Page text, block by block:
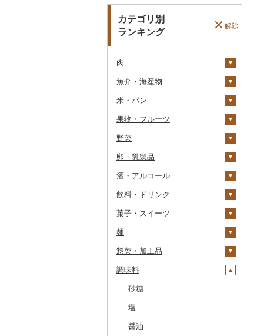
カテゴリ別
ランキング
解除
肉
牛肉（精肉）
ステーキ
すき焼き
焼肉
牛タン
和牛
黒毛和牛
仙台牛
米沢牛
山形牛
上州牛
牛肉（加工品）
ハンバーグ
ローストビーフ
ビーフジャーキー
その他牛肉（加工品）
豚肉（精肉）
すき焼き
しゃぶしゃぶ
焼肉
アグー豚
豚肉（加工品）
ハンバーグ
もつ鍋
ハム
ソーセージ・ウインナ
鶏肉
鶏肉（精肉）
ハム・ソーセージ
唐揚げ
水炊き
地鶏
赤鶏さつま
鹿肉
馬肉
羊肉・ラム肉（ジンギス
魚介・海産物
カニ
ズワイガニ
毛ガニ
かにしゃぶ
その他カニ
エビ
ボタンエビ
伊勢海老
その他エビ
いくら
うに
明太子・たらこ
明太子
たらこ
その他魚卵
数の子
キャビア
その他魚卵
貝
鮑（アワビ）
牡蠣（カキ）
あさり
サザエ
鮮魚
鮭・サーモン
マグロ
カツオ
イカ・タコ
イカ
海苔・海藻
わかめ
干物
ししゃも
その他魚介・加工品
米・パン
米
無洗米
玄米
金芽米
ゆめぴりか
コシヒカリ
はえぬき
さがびより
ひとめぼれ
雑穀
餅
その他穀物加工品
パン
果物・フルーツ
ぶどう・マスカット
巨峰
ナガノパープル
ピオーネ
デラウェア
その他ぶどう・マスカ
いちご
りんご
もも
メロン
梨
和梨
洋梨・ラフランス
マンゴー
みかん・柑橘
レモン
すいか
キウイ
野菜
いも
じゃがいも
さつまいも
その他いも
トマト
フルーツトマト
ミニトマト
玉ねぎ
ねぎ
根菜
人参
大根
レンコン
アスパラガス
豆
きのこ
しいたけ
その他野菜
卵・乳製品
卵
チーズ
ヨーグルト
バター
その他乳製品
酒・アルコール
ビール・発泡酒
ビール
地ビール・クラフトビ
日本酒
純米吟醸
大吟醸
吟醸
芋焼酎
麦焼酎
米焼酎
その他焼酎
梅酒
泡盛
ワイン
赤ワイン
ウイスキー
リキュール・洋酒
飲料・ドリンク
水・ミネラルウォーター
飲料
コーヒー豆
粉
茶
飲料
茶葉・ティーバッグ
足柄茶
果汁飲料
りんごジュース
紅茶
茶葉・ティーバッグ
その他飲料・ジュース
野菜ジュース
菓子・スイーツ
クッキー
焼き菓子
プリン
ゼリー
チョコレート
麺
ラーメン
うどん
そば
パスタ
ひやむぎ
惣菜・加工品
惣菜
餃子
コロッケ
カレー・シチュー
シチュー
鍋
肉
ピザ
調味料
砂糖
塩
醤油